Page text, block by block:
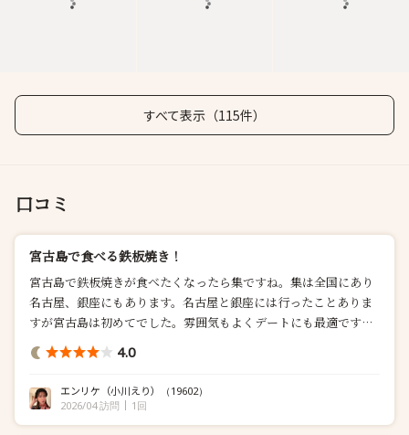
すべて表示（115件）
口コミ
宮古島で食べる鉄板焼き！
宮古島で鉄板焼きが食べたくなったら集ですね。集は全国にあり
名古屋、銀座にもあります。名古屋と銀座には行ったことありま
すが宮古島は初めてでした。雰囲気もよくデートにも最適です
4.0
エンリケ（小川えり）
（19602）
2026/04 訪問
1回